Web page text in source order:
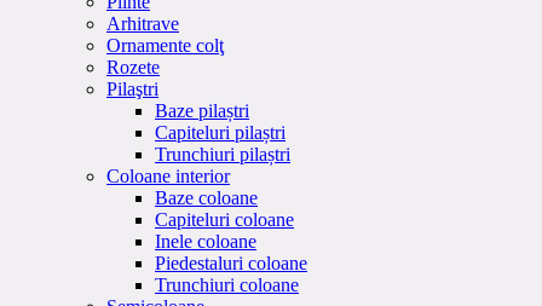
Arhitrave
Ornamente colţ
Rozete
Pilaştri
Baze pilaștri
Capiteluri pilaștri
Trunchiuri pilaștri
Coloane interior
Baze coloane
Capiteluri coloane
Inele coloane
Piedestaluri coloane
Trunchiuri coloane